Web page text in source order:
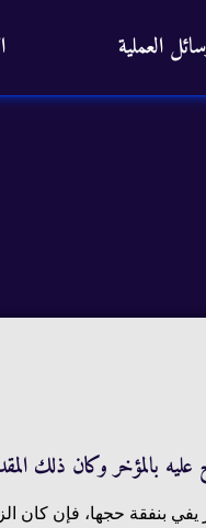
العملية
بالمؤخر وكان ذلك
يفي بنفقة حجها، فإن كان